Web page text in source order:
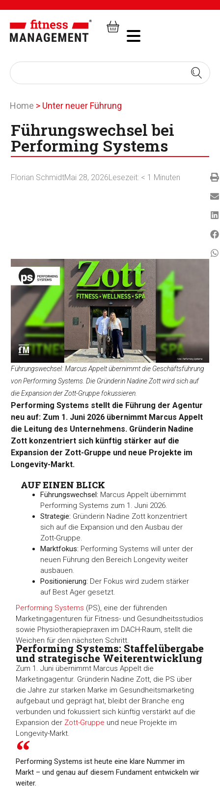
Home > Unter neuer Führung
Führungswechsel bei
Performing Systems
Florian SchmidtMai 28, 2026Lesezeit: < 1 Minuten
Führungswechsel: Marcus Appelt übernimmt die Geschäftsführung
von Performing Systems. Die Gründerin Nadine Zott wird sich auf
die Expansion der Zott-Gruppe fokussieren.
Performing Systems stellt die Führung der Agentur
neu auf: Zum 1. Juni 2026 übernimmt Marcus Appelt
die Leitung des Unternehmens. Gründerin Nadine
Zott konzentriert sich künftig stärker auf die
Expansion der Zott-Gruppe und neue Projekte im
Longevity-Markt.
AUF EINEN BLICK
Führungswechsel: Marcus Appelt übernimmt
Performing Systems zum 1. Juni 2026.
Strategie: Gründerin Nadine Zott konzentriert
sich auf die Expansion und den Ausbau der
Zott-Gruppe.
Marktfokus: Performing Systems will unter der
neuen Führung den Bereich Longevity weiter
ausbauen.
Positionierung: Der Fokus wird zudem stärker
auf Best Ager gesetzt.
Performing Systems (PS), eine der führenden
Marketingagenturen für Fitness- und Gesundheitsstudios
sowie Physiotherapiepraxen im DACH-Raum, stellt die
Weichen für den nächsten Schritt.
Performing Systems: Staffelübergabe
und strategische Weiterentwicklung
Zum 1. Juni übernimmt Marcus Appelt die
Marketingagentur. Gründerin Nadine Zott, die PS über
die Jahre zur starken Marke im Gesundheitsmarketing
aufgebaut und geprägt hat, bleibt der Branche eng
verbunden und fokussiert sich künftig verstärkt auf die
Expansion der Zott-Gruppe und neue Projekte im
Longevity-Markt.
Performing Systems ist heute eine klare Nummer im
Markt – und genau auf diesem Fundament entwickeln wir
weiter.